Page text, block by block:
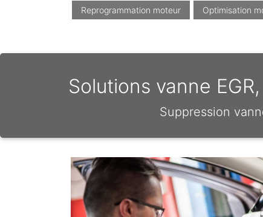
Reprogrammation moteur Optimisation
Solutions vanne
Suppression